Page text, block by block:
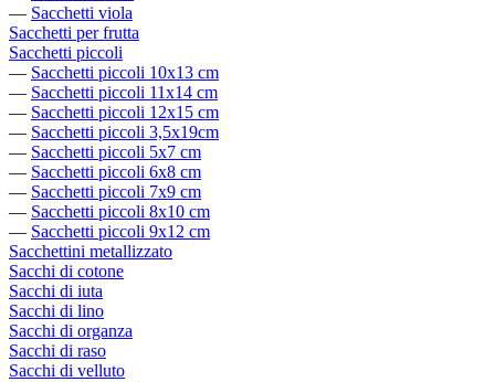
— Sacchetti viola
Sacchetti per frutta
Sacchetti piccoli
— Sacchetti piccoli 10x13 cm
— Sacchetti piccoli 11x14 cm
— Sacchetti piccoli 12x15 cm
— Sacchetti piccoli 3,5x19cm
— Sacchetti piccoli 5x7 cm
— Sacchetti piccoli 6x8 cm
— Sacchetti piccoli 7x9 cm
— Sacchetti piccoli 8x10 cm
— Sacchetti piccoli 9x12 cm
Sacchettini metallizzato
Sacchi di cotone
Sacchi di iuta
Sacchi di lino
Sacchi di organza
Sacchi di raso
Sacchi di velluto